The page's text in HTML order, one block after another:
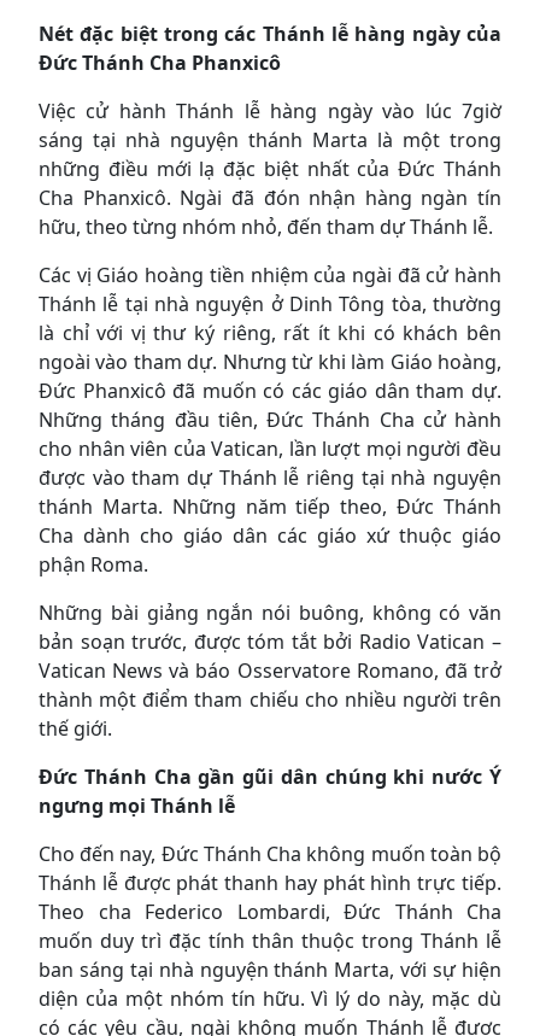
Nét đặc biệt trong các Thánh lễ hàng ngày của
Đức Thánh Cha Phanxicô
Việc cử hành Thánh lễ hàng ngày vào lúc 7giờ
sáng tại nhà nguyện thánh Marta là một trong
những điều mới lạ đặc biệt nhất của Đức Thánh
Cha Phanxicô. Ngài đã đón nhận hàng ngàn tín
hữu, theo từng nhóm nhỏ, đến tham dự Thánh lễ.
Các vị Giáo hoàng tiền nhiệm của ngài đã cử hành
Thánh lễ tại nhà nguyện ở Dinh Tông tòa, thường
là chỉ với vị thư ký riêng, rất ít khi có khách bên
ngoài vào tham dự. Nhưng từ khi làm Giáo hoàng,
Đức Phanxicô đã muốn có các giáo dân tham dự.
Những tháng đầu tiên, Đức Thánh Cha cử hành
cho nhân viên của Vatican, lần lượt mọi người đều
được vào tham dự Thánh lễ riêng tại nhà nguyện
thánh Marta. Những năm tiếp theo, Đức Thánh
Cha dành cho giáo dân các giáo xứ thuộc giáo
phận Roma.
Những bài giảng ngắn nói buông, không có văn
bản soạn trước, được tóm tắt bởi Radio Vatican –
Vatican News và báo Osservatore Romano, đã trở
thành một điểm tham chiếu cho nhiều người trên
thế giới.
Đức Thánh Cha gần gũi dân chúng khi nước Ý
ngưng mọi Thánh lễ
Cho đến nay, Đức Thánh Cha không muốn toàn bộ
Thánh lễ được phát thanh hay phát hình trực tiếp.
Theo cha Federico Lombardi, Đức Thánh Cha
muốn duy trì đặc tính thân thuộc trong Thánh lễ
ban sáng tại nhà nguyện thánh Marta, với sự hiện
diện của một nhóm tín hữu. Vì lý do này, mặc dù
có các yêu cầu, ngài không muốn Thánh lễ được